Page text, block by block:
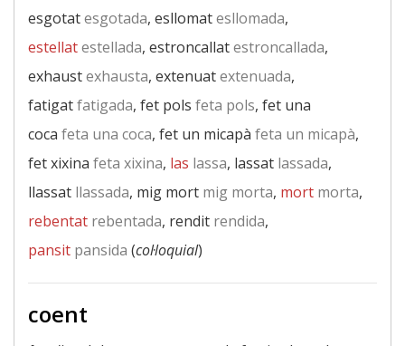
esgotatesgotada, esllomatesllomada,
estellatestellada, estroncallatestroncallada,
exhaustexhausta, extenuatextenuada,
fatigatfatigada, fet pols feta pols, fet una
coca feta una coca, fet un micapà feta un micapà,
fet xixina feta xixina, las lassa, lassat lassada,
llassat llassada, mig mort mig morta, mort morta,
rebentat rebentada, rendit rendida,
pansit pansida (col·loquial)
coent